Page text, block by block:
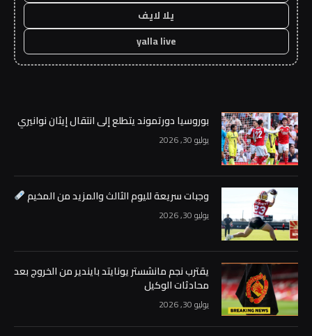
يلا لايف
yalla live
بوروسيا دورتموند يتطلع إلى انتقال إيثان نوانيري
يوليو 30, 2026
وجبات سريعة لليوم الثالث والمزيد من المخيم
يوليو 30, 2026
يقترب نجم مانشستر يونايتد بايندير من الخروج بعد
محادثات الوكيل
يوليو 30, 2026